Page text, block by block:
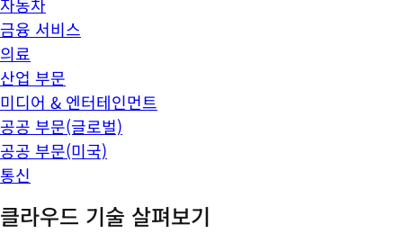
금융 서비스
의료
산업 부문
미디어 & 엔터테인먼트
공공 부문(글로벌)
공공 부문(미국)
통신
클라우드 기술 살펴보기